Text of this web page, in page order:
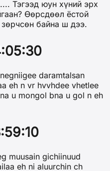
Тэгээд юун хүний эрх
Өөрсдөөл ёстой
байна ш дээ.
daramtalsan
eh n vr hvvhdee vhetlee
u mongol bna u gol n eh
muusain gichiinuud
eh ni aluurchin ch